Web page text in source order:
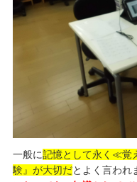
一般に記憶として永く≪覚
験』が大切だとよく言われ